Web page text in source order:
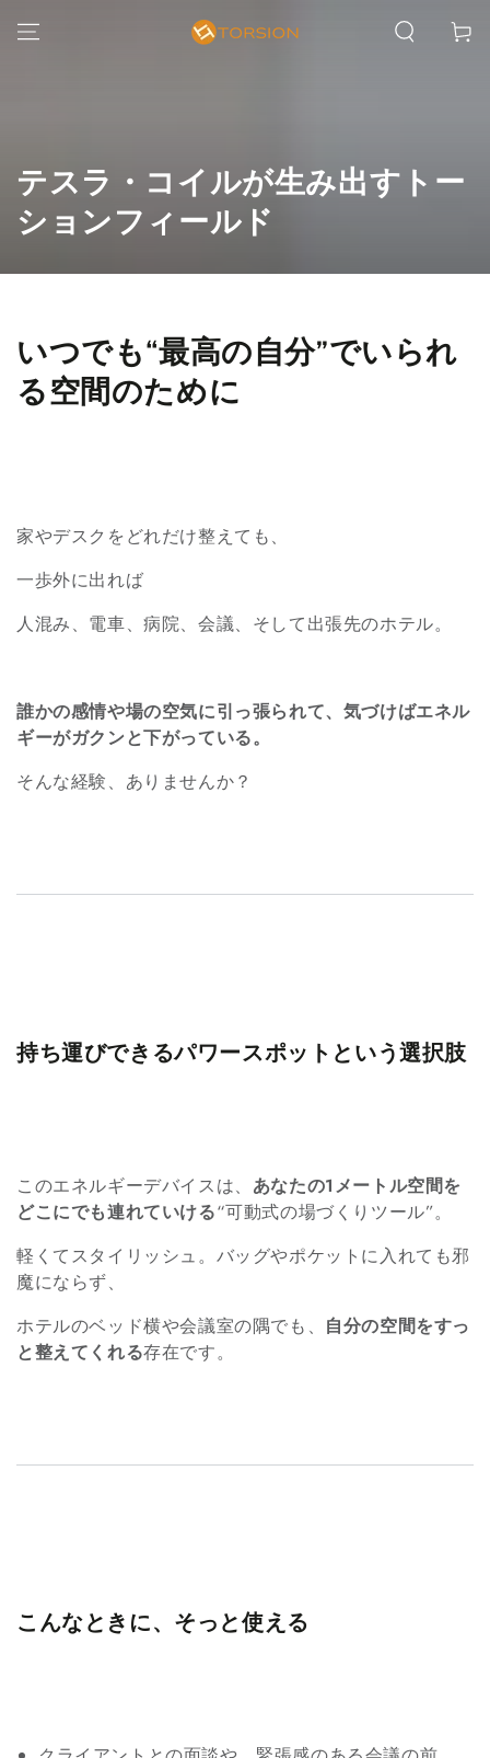
プする
ー
コ
レ
ョ
ン:
テスラ・コイルが生み出すトー
ションフィールド
いつでも“最高の自分”でいられ
る空間のために
家やデスクをどれだけ整えても、
一歩外に出れば
人混み、電車、病院、会議、そして出張先のホテル。
誰かの感情や場の空気に引っ張られて、気づけばエネル
ギーがガクンと下がっている。
そんな経験、ありませんか？
持ち運びできるパワースポットという選択肢
このエネルギーデバイスは、 あなたの1メートル空間を
どこにでも連れていける“可動式の場づくりツール”。
軽くてスタイリッシュ。バッグやポケットに入れても邪
魔にならず、
ホテルのベッド横や会議室の隅でも、 自分の空間をすっ
と整えてくれる存在です。
こんなときに、そっと使える